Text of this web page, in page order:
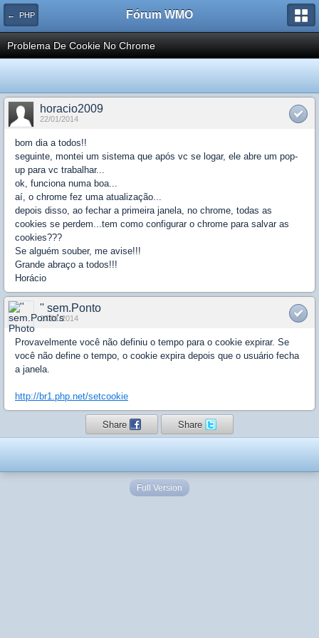
← PHP Fórum WMO
Problema De Cookie No Chrome
horacio2009
22/01/2014
bom dia a todos!!
seguinte, montei um sistema que após vc se logar, ele abre um pop-
up para vc trabalhar...
ok, funciona numa boa...
aí, o chrome fez uma atualização...
depois disso, ao fechar a primeira janela, no chrome, todas as
cookies se perdem...tem como configurar o chrome para salvar as
cookies???
Se alguém souber, me avise!!!
Grande abraço a todos!!!
Horácio
'' sem.Ponto
27/01/2014
Provavelmente você não definiu o tempo para o cookie expirar. Se
você não define o tempo, o cookie expira depois que o usuário fecha
a janela.
http://br1.php.net/setcookie
Share Share
Full Version